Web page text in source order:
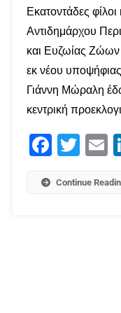
Εκατοντάδες
Αντιδημάρχου
και Ευζωίας Ζώων
εκ νέου
Γιάννη Μώραλη
κεντρική
Facebook
Twitter
Continue